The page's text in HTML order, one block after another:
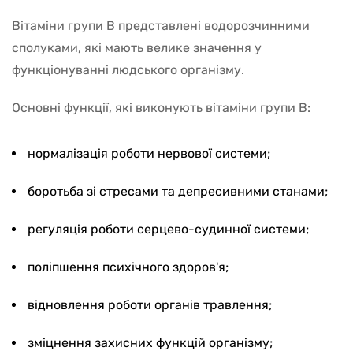
Вітаміни групи В представлені водорозчинними
сполуками, які мають велике значення у
функціонуванні людського організму.
Основні функції, які виконують вітаміни групи В:
нормалізація роботи нервової системи;
боротьба зі стресами та депресивними станами;
регуляція роботи серцево-судинної системи;
поліпшення психічного здоров'я;
відновлення роботи органів травлення;
зміцнення захисних функцій організму;